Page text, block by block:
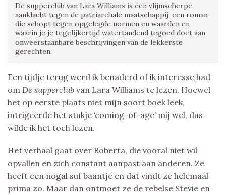
De supperclub van Lara Williams is een vlijmscherpe
aanklacht tegen de patriarchale maatschappij, een roman
die schopt tegen opgelegde normen en waarden en
waarin je je tegelijkertijd watertandend tegoed doet aan
onweerstaanbare beschrijvingen van de lekkerste
gerechten.
Een tijdje terug werd ik benaderd of ik interesse had
om De supperclub van Lara Williams te lezen. Hoewel
het op eerste plaats niet mijn soort boek leek,
intrigeerde het stukje ‘coming-of-age’ mij wel, dus
wilde ik het toch lezen.
Het verhaal gaat over Roberta, die vooral niet wil
opvallen en zich constant aanpast aan anderen. Ze
heeft een nogal suf baantje en dat vindt ze helemaal
prima zo. Maar dan ontmoet ze de rebelse Stevie en